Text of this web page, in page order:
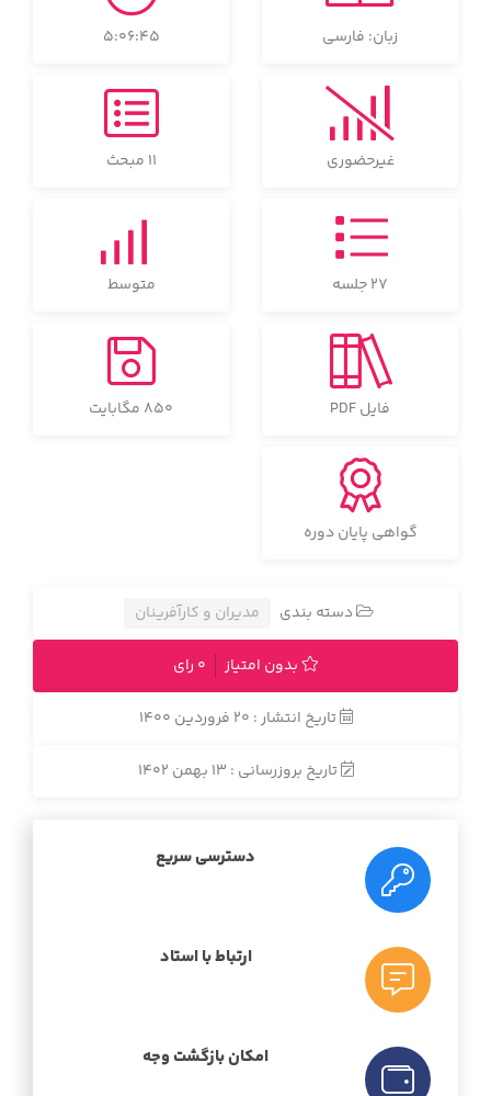
زبان: فارسی 5:06:45
غیرحضوری 11 مبحث
27 جلسه متوسط
فایل PDF 850 مگابایت
گواهی پایان دوره
دسته بندی مدیران و کارآفرینان
بدون امتیاز 0 رای
تاریخ انتشار : 20 فروردین 1400
تاریخ بروزرسانی : 13 بهمن 1402
دسترسی سریع
ارتباط با استاد
امکان بازگشت وجه